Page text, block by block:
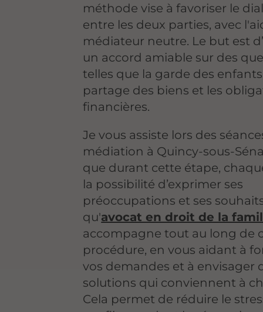
méthode vise à favoriser le
entre les deux parties, avec
médiateur neutre. Le but est
un accord amiable sur des
telles que la garde des
partage des biens et les
financières.
Je vous assiste lors des
médiation à Quincy-sous-
que durant cette étape,
la possibilité d’exprimer ses
préoccupations et ses
qu'avocat en droit de la
accompagne tout au long de
procédure, en vous aidant à
vos demandes et à envisager
solutions qui conviennent à
Cela permet de réduire le